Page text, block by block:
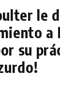
le
a
su